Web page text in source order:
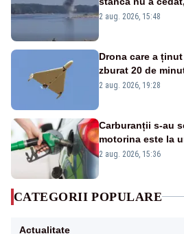
detonările luni –
2 aug. 2026, 15:48
Drona care a
zburat 20 de
României. Au fost
2 aug. 2026, 19:28
Carburanții s-au
motorina este la
2 aug. 2026, 15:36
CATEGORII POPULARE
Actualitate